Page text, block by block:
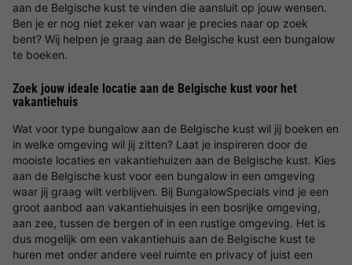
aan de Belgische kust te vinden die aansluit op jouw wensen.
Ben je er nog niet zeker van waar je precies naar op zoek
bent? Wij helpen je graag aan de Belgische kust een bungalow
te boeken.
Zoek jouw ideale locatie aan de Belgische kust voor het
vakantiehuis
Wat voor type bungalow aan de Belgische kust wil jij boeken en
in welke omgeving wil jij zitten? Laat je inspireren door de
mooiste locaties en vakantiehuizen aan de Belgische kust. Kies
aan de Belgische kust voor een bungalow in een omgeving
waar jij graag wilt verblijven. Bij BungalowSpecials vind je een
groot aanbod aan vakantiehuisjes in een bosrijke omgeving,
aan zee, tussen de bergen of in een rustige omgeving. Het is
dus mogelijk om een vakantiehuis aan de Belgische kust te
huren met onder andere veel ruimte en privacy of juist een